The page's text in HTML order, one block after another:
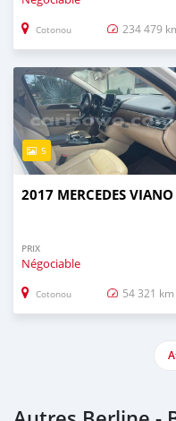
Cotonou 234 479
5
2017 MERCEDES VIANO
PRIX
Négociable
Cotonou 54 321 km